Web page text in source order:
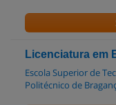
Licenciatura em
Escola Superior de
Politécnico de